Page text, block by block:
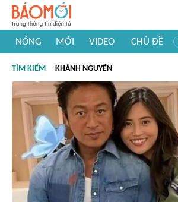
NÓNG MỚI VIDEO CHỦ ĐỀ
#Khám phá thế giới
TÌM KIẾM KHÁNH NGUYÊN